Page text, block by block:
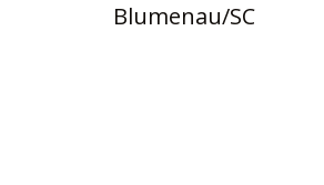
Blumenau/SC